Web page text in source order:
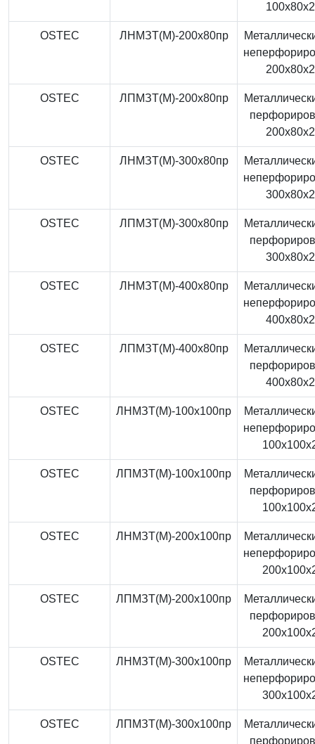
OSTEC ЛНМЗТ(М)-200x80пр
OSTEC ЛПМЗТ(М)-200x80пр
OSTEC ЛНМЗТ(М)-300x80пр
OSTEC ЛПМЗТ(М)-300x80пр
OSTEC ЛНМЗТ(М)-400x80пр
OSTEC ЛПМЗТ(М)-400x80пр
OSTEC ЛНМЗТ(М)-100x100пр
OSTEC ЛПМЗТ(М)-100x100пр
OSTEC ЛНМЗТ(М)-200x100пр
OSTEC ЛПМЗТ(М)-200x100пр
OSTEC ЛНМЗТ(М)-300x100пр
OSTEC ЛПМЗТ(М)-300x100пр